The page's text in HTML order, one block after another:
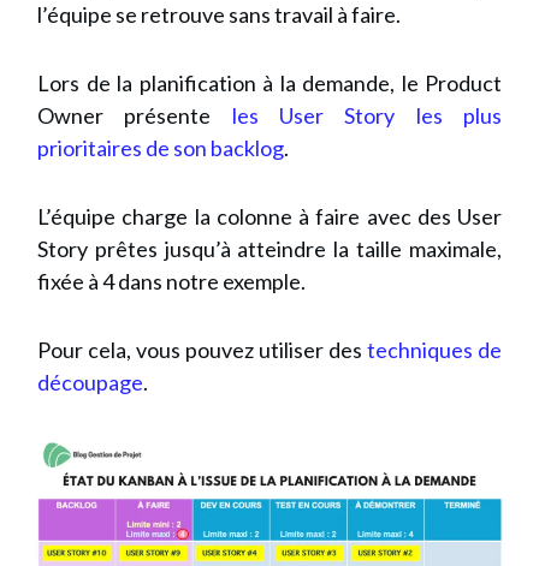
l’équipe se retrouve sans travail à faire.
Lors de la planification à la demande, le Product
Owner présente les User Story les plus
prioritaires de son backlog.
L’équipe charge la colonne à faire avec des User
Story prêtes jusqu’à atteindre la taille maximale,
fixée à 4 dans notre exemple.
Pour cela, vous pouvez utiliser des techniques de
découpage.